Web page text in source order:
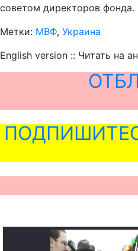
советом директоров фонда.
Метки: МВФ, Украина
English version :: Читать на